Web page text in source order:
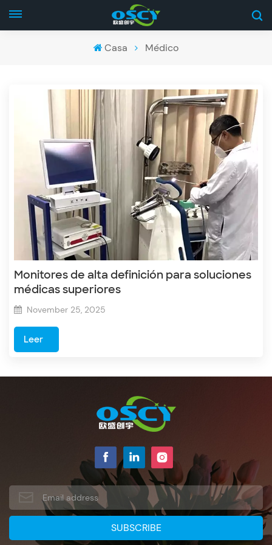
Casa Médico
Monitores de alta definición para soluciones
médicas superiores
November 25, 2025
Leer